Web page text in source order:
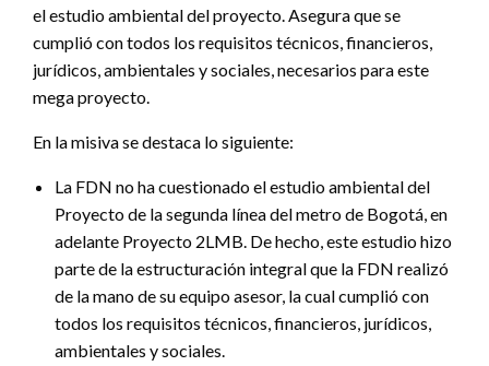
el estudio ambiental del proyecto. Asegura que se
cumplió con todos los requisitos técnicos, financieros,
jurídicos, ambientales y sociales, necesarios para este
mega proyecto.
En la misiva se destaca lo siguiente:
La FDN no ha cuestionado el estudio ambiental del
Proyecto de la segunda línea del metro de Bogotá, en
adelante Proyecto 2LMB. De hecho, este estudio hizo
parte de la estructuración integral que la FDN realizó
de la mano de su equipo asesor, la cual cumplió con
todos los requisitos técnicos, financieros, jurídicos,
ambientales y sociales.